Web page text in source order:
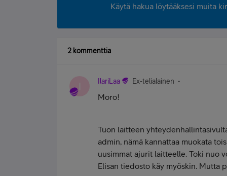
Käytä hakua löytääksesi muita
2 kommenttia
I IlariLaa Ex-telialainen
Moro!
Tuon laitteen
admin, nämä kannattaa muokata
uusimmat ajurit laitteelle. Toki nuo
Elisan tiedosto käy myöskin. Mutta